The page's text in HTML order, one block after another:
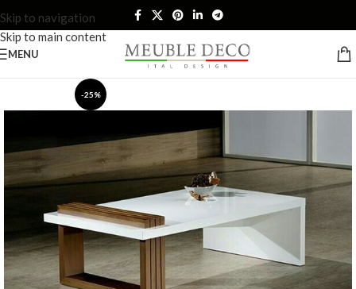
Skip to navigation
Skip to main content
MENU
-25%